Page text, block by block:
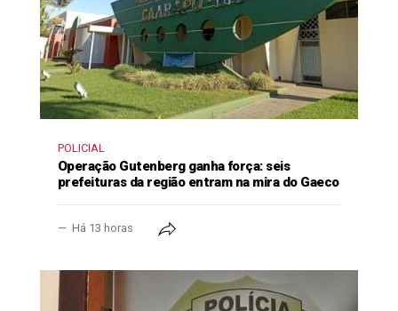
POLICIAL
Operação Gutenberg ganha força: seis
prefeituras da região entram na mira do Gaeco
Há 13 horas